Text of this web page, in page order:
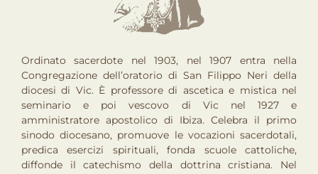
Ordinato sacerdote nel 1903, nel 1907 entra nella
Congre­gazione dell’oratorio di San Filippo Neri della
diocesi di Vic. È professore di ascetica e mistica nel
seminario e poi vescovo di Vic nel 1927 e
amministratore apostolico di Ibiza. Celebra il primo
sinodo diocesano, promuove le vocazioni sacerdotali,
predica esercizi spirituali, fonda scuole cattoliche,
diffonde il catechismo della dottrina cristiana. Nel